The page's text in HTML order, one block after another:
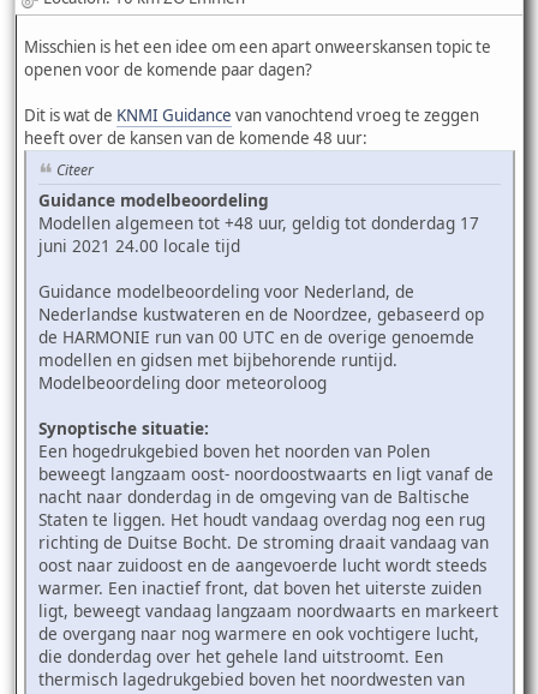
Misschien is het een idee om een apart onweerskansen topic te
openen voor de komende paar dagen?
Dit is wat de KNMI Guidance van vanochtend vroeg te zeggen
heeft over de kansen van de komende 48 uur:
Citeer
Guidance modelbeoordeling
Modellen algemeen tot +48 uur, geldig tot donderdag 17
juni 2021 24.00 locale tijd
Guidance modelbeoordeling voor Nederland, de
Nederlandse kustwateren en de Noordzee, gebaseerd op
de HARMONIE run van 00 UTC en de overige genoemde
modellen en gidsen met bijbehorende runtijd.
Modelbeoordeling door meteoroloog
Synoptische situatie:
Een hogedrukgebied boven het noorden van Polen
beweegt langzaam oost- noordoostwaarts en ligt vanaf de
nacht naar donderdag in de omgeving van de Baltische
Staten te liggen. Het houdt vandaag overdag nog een rug
richting de Duitse Bocht. De stroming draait vandaag van
oost naar zuidoost en de aangevoerde lucht wordt steeds
warmer. Een inactief front, dat boven het uiterste zuiden
ligt, beweegt vandaag langzaam noordwaarts en markeert
de overgang naar nog warmere en ook vochtigere lucht,
die donderdag over het gehele land uitstroomt. Een
thermisch lagedrukgebied boven het noordwesten van